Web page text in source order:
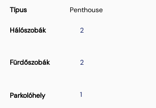
Típus
Hálószobák
Penthouse
2
Fürdőszobák 2
Parkolóhely 1